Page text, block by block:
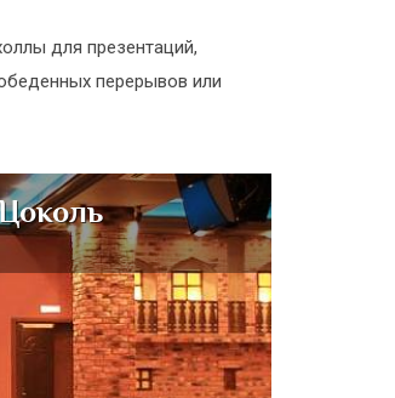
для презентаций,
перерывов или